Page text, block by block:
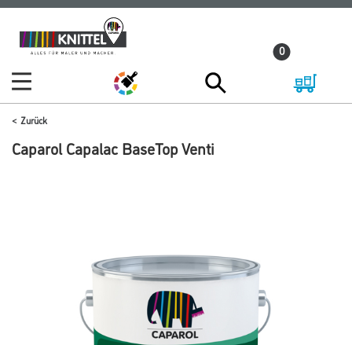
Zum
Inhalt
Zum
Navigationsmenü
0
Zurück
Caparol Capalac BaseTop Venti